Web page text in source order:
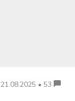
21.08.2025 • 53